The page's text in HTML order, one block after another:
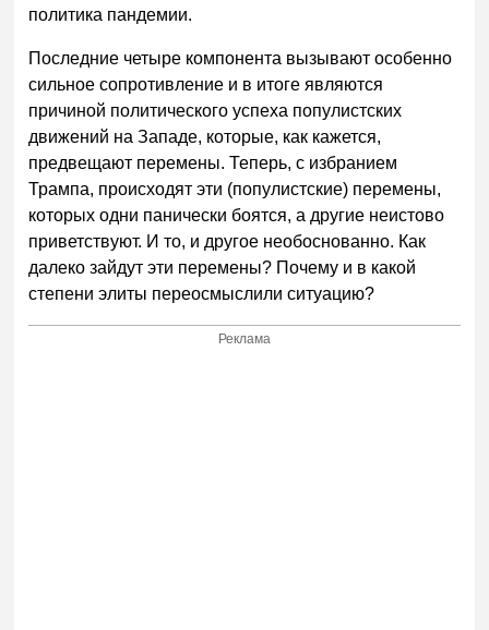
политика пандемии.
Последние четыре компонента вызывают особенно
сильное сопротивление и в итоге являются
причиной политического успеха популистских
движений на Западе, которые, как кажется,
предвещают перемены. Теперь, с избранием
Трампа, происходят эти (популистские) перемены,
которых одни панически боятся, а другие неистово
приветствуют. И то, и другое необоснованно. Как
далеко зайдут эти перемены? Почему и в какой
степени элиты переосмыслили ситуацию?
Реклама